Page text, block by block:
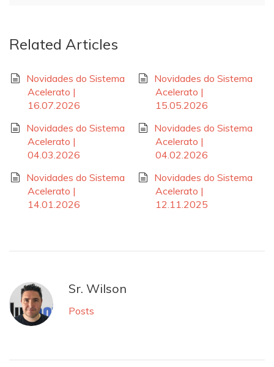
Related Articles
Novidades do Sistema
Acelerato |
16.07.2026
Novidades do Sistema
Acelerato |
15.05.2026
Novidades do Sistema
Acelerato |
04.03.2026
Novidades do Sistema
Acelerato |
04.02.2026
Novidades do Sistema
Acelerato |
14.01.2026
Novidades do Sistema
Acelerato |
12.11.2025
Sr. Wilson
Posts